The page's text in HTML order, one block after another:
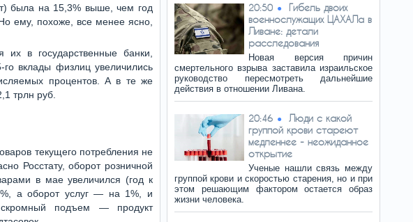
была на 15,3% выше, чем год
ему, похоже, все менее ясно,
их в государственные банки,
вклады физлиц увеличились
процентов. А в те же
трлн руб.
текущего потребления не
Росстату, оборот розничной
в мае увеличился (год к
а оборот услуг — на 1%, и
подъем — продукт
20:50
Гибель двоих
военнослужащих ЦАХАЛа в
Ливане: детали
расследования
Новая версия причин
смертельного взрыва заставила израильское
руководство пересмотреть дальнейшие
действия в отношении Ливана.
20:46
Люди с какой
группой крови стареют
медленнее - неожиданное
открытие
Ученые нашли связь между
группой крови и скоростью старения, но и при
этом решающим фактором остается образ
жизни человека.